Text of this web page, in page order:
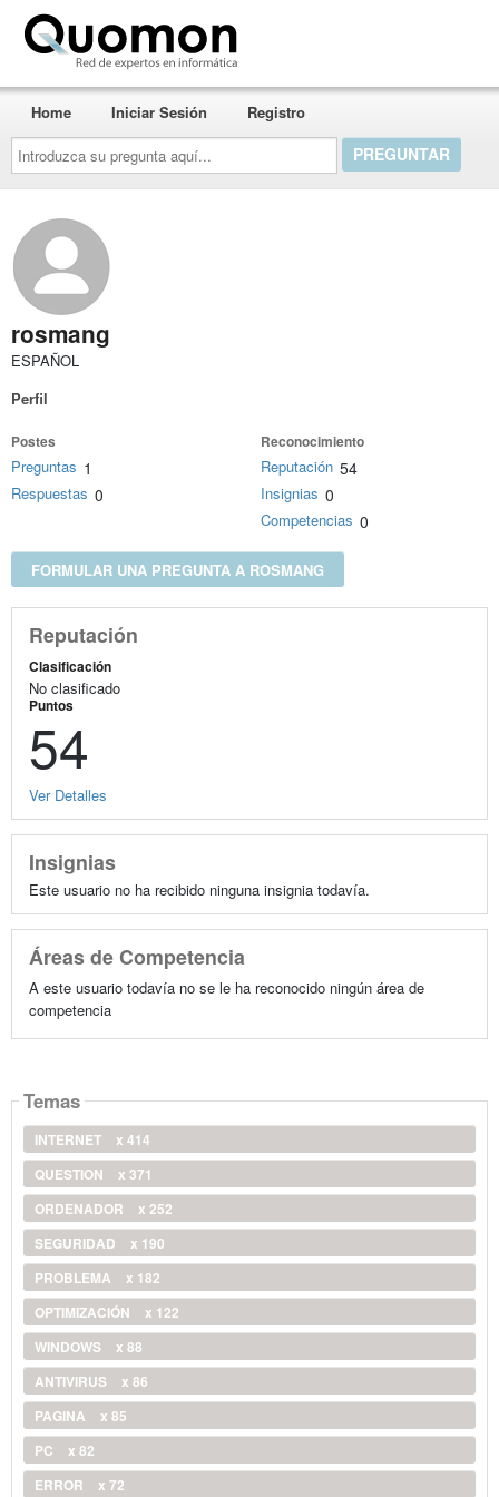
Introduzca
su
pregunta
aquí...
Home Iniciar Sesión Registro
rosmang
ESPAÑOL
Perfil
Postes
Preguntas 1
Respuestas 0
Reconocimiento
Reputación 54
Insignias 0
Competencias 0
FORMULAR UNA PREGUNTA A ROSMANG
Reputación
Clasificación
No clasificado
Puntos
54
Ver Detalles
Insignias
Este usuario no ha recibido ninguna insignia todavía.
Áreas de Competencia
A este usuario todavía no se le ha reconocido ningún área de
competencia
Temas
INTERNET
x 414
QUESTION
x 371
ORDENADOR
x 252
SEGURIDAD
x 190
PROBLEMA
x 182
OPTIMIZACIÓN
x 122
WINDOWS
x 88
ANTIVIRUS
x 86
PAGINA
x 85
PC
x 82
ERROR
x 72